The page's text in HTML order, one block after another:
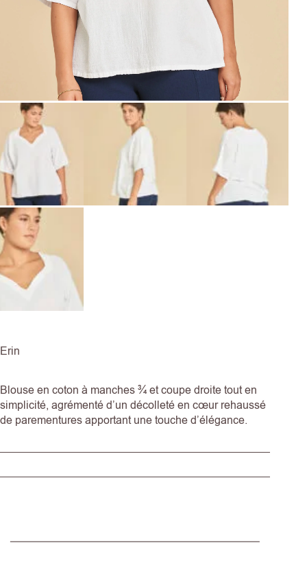
Erin
Blouse en coton à manches ¾ et coupe droite tout en
simplicité, agrémenté d’un décolleté en cœur rehaussé
de parementures apportant une touche d’élégance.